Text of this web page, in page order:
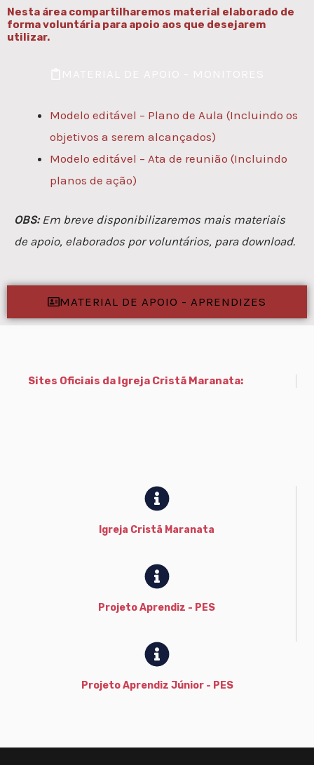
Nesta área compartilharemos material elaborado de
forma voluntária para apoio aos que desejarem
utilizar.
MATERIAL DE APOIO - APRENDIZES
Modelo editável – Plano de Aula (Incluindo os
objetivos a serem alcançados)
Modelo editável – Ata de reunião (Incluindo
planos de ação)
OBS:Em breve disponibilizaremos mais materiais
de apoio, elaborados por voluntários, para download.
Sites Oficiais da Igreja Cristã Maranata:
Igreja Cristã Maranata
Projeto Aprendiz - PES
Projeto Aprendiz Júnior - PES